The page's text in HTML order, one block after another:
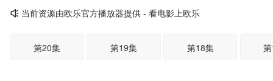
当前资源由欧乐官方播放器提供 - 看电影上欧乐
第20集 第19集 第18集